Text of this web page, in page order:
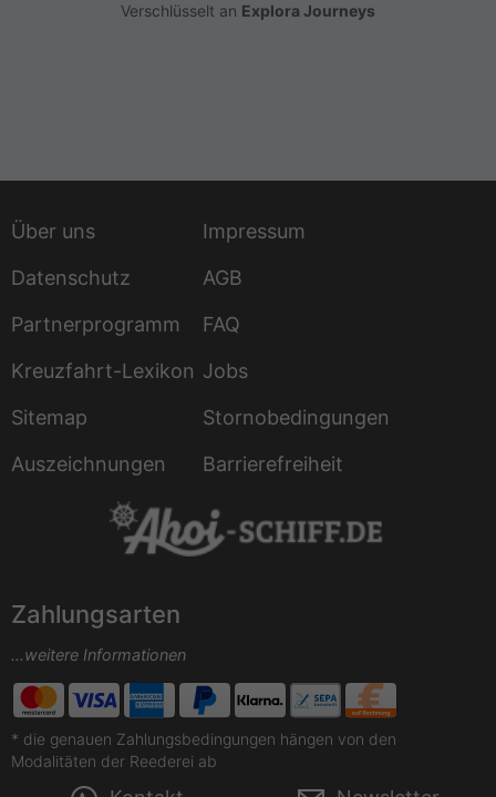
Verschlüsselt an Explora Journeys
Über uns
Impressum
Datenschutz
AGB
Partnerprogramm
FAQ
Kreuzfahrt-Lexikon Jobs
Sitemap
Stornobedingungen
Auszeichnungen
Barrierefreiheit
Zahlungsarten
...weitere Informationen
* die genauen Zahlungsbedingungen hängen von den
Modalitäten der Reederei ab